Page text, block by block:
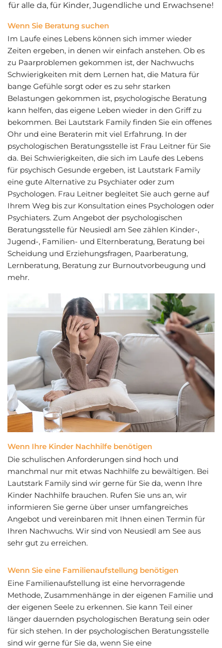
für alle da, für Kinder, Jugendliche und Erwachsene!
Wenn Sie Beratung suchen
Im Laufe eines Lebens können sich immer wieder
Zeiten ergeben, in denen wir einfach anstehen. Ob es
zu Paarproblemen gekommen ist, der Nachwuchs
Schwierigkeiten mit dem Lernen hat, die Matura für
bange Gefühle sorgt oder es zu sehr starken
Belastungen gekommen ist, psychologische Beratung
kann helfen, das eigene Leben wieder in den Griff zu
bekommen. Bei Lautstark Family finden Sie ein offenes
Ohr und eine Beraterin mit viel Erfahrung. In der
psychologischen Beratungsstelle ist Frau Leitner für Sie
da. Bei Schwierigkeiten, die sich im Laufe des Lebens
für psychisch Gesunde ergeben, ist Lautstark Family
eine gute Alternative zu Psychiater oder zum
Psychologen. Frau Leitner begleitet Sie auch gerne auf
Ihrem Weg bis zur Konsultation eines Psychologen oder
Psychiaters. Zum Angebot der psychologischen
Beratungsstelle für Neusiedl am See zählen Kinder-,
Jugend-, Familien- und Elternberatung, Beratung bei
Scheidung und Erziehungsfragen, Paarberatung,
Lernberatung, Beratung zur Burnoutvorbeugung und
mehr.
Wenn Ihre Kinder Nachhilfe benötigen
Die schulischen Anforderungen sind hoch und
manchmal nur mit etwas Nachhilfe zu bewältigen. Bei
Lautstark Family sind wir gerne für Sie da, wenn Ihre
Kinder Nachhilfe brauchen. Rufen Sie uns an, wir
informieren Sie gerne über unser umfangreiches
Angebot und vereinbaren mit Ihnen einen Termin für
Ihren Nachwuchs. Wir sind von Neusiedl am See aus
sehr gut zu erreichen.
Wenn Sie eine Familienaufstellung benötigen
Eine Familienaufstellung ist eine hervorragende
Methode, Zusammenhänge in der eigenen Familie und
der eigenen Seele zu erkennen. Sie kann Teil einer
länger dauernden psychologischen Beratung sein oder
für sich stehen. In der psychologischen Beratungsstelle
sind wir gerne für Sie da, wenn Sie eine